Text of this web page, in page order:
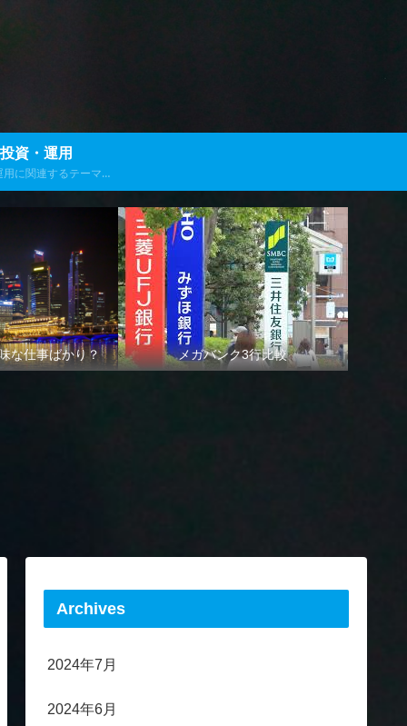
投資・運用
に関連するテーマで
発信します
な仕事ばかり？ メガバンク3行比較
Archives
2024年7月
2024年6月